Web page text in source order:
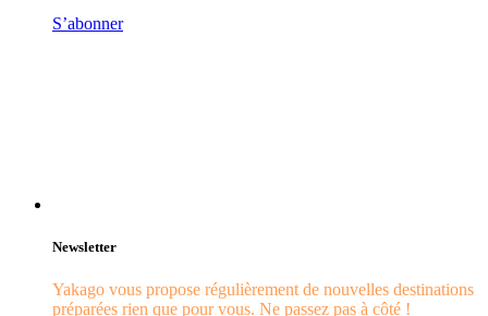
S’abonner
Newsletter
Yakago vous propose régulièrement de nouvelles destinations
préparées rien que pour vous. Ne passez pas à côté !